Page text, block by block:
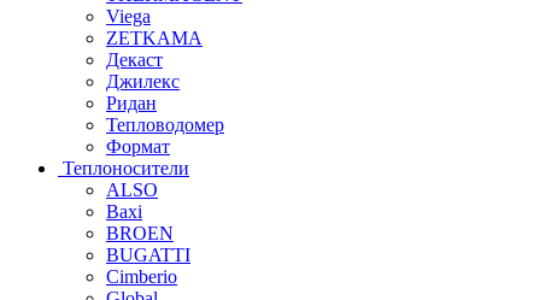
Viega
ZETKAMA
Декаст
Джилекс
Ридан
Тепловодомер
Формат
Теплоносители
ALSO
Baxi
BROEN
BUGATTI
Cimberio